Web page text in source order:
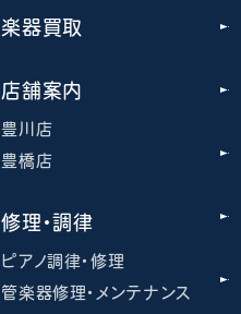
楽器買取
店舗案内
豊川店
豊橋店
修理・調律
ピアノ調律・修理
管楽器修理・メンテナンス